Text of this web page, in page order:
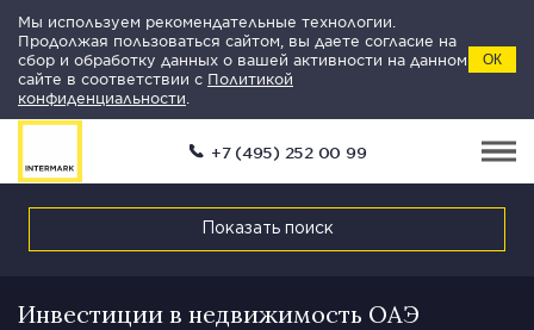
Мы используем рекомендательные технологии.
Продолжая пользоваться сайтом, вы даете согласие на
сбор и обработку данных о вашей активности на данном
сайте в соответствии с Политикой
конфиденциальности
ОК
+7 (495) 252 00 99
Показать поиск
Инвестиции в недвижимость ОАЭ